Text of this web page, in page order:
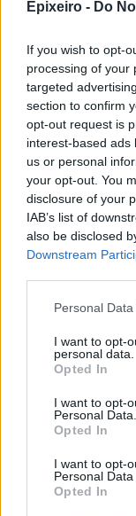
Epixeiro - Do
If you wish to opt-
processing of your
targeted
section to confirm
opt-out request is
interest-based ads
us or personal
your opt-out. You
disclosure of your
IAB’s list of
also be disclosed
Downstream
Personal
I want to opt-
personal data.
Opted In
I want to opt-
Personal Data.
Opted In
I want to opt-
Personal Data
Opted In